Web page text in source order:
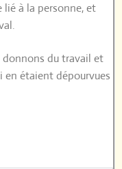
à la personne, et
donnons du travail et
en étaient dépourvues